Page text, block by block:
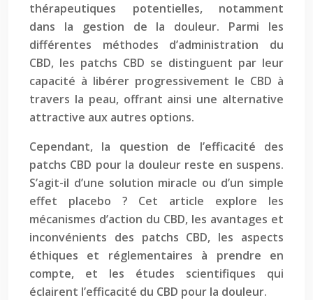
thérapeutiques potentielles, notamment
dans la gestion de la douleur. Parmi les
différentes méthodes d’administration du
CBD, les patchs CBD se distinguent par leur
capacité à libérer progressivement le CBD à
travers la peau, offrant ainsi une alternative
attractive aux autres options.
Cependant, la question de l’efficacité des
patchs CBD pour la douleur reste en suspens.
S’agit-il d’une solution miracle ou d’un simple
effet placebo ? Cet article explore les
mécanismes d’action du CBD, les avantages et
inconvénients des patchs CBD, les aspects
éthiques et réglementaires à prendre en
compte, et les études scientifiques qui
éclairent l’efficacité du CBD pour la douleur.